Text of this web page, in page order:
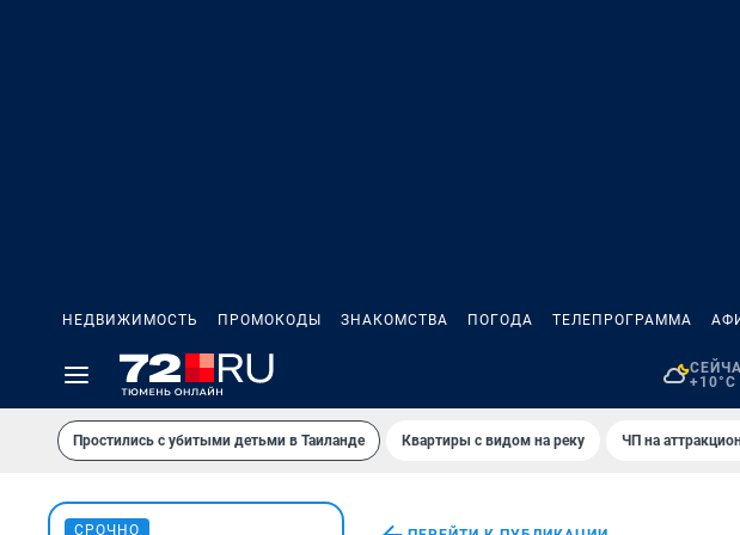
НЕДВИЖИМОСТЬ ПРОМОКОДЫ ЗНАКОМСТВА ПОГОДА ТЕЛЕПРОГРАММА
+10°C
Простились с убитыми детьми в Таиланде Квартиры с видом на реку ЧП на
СРОЧНО